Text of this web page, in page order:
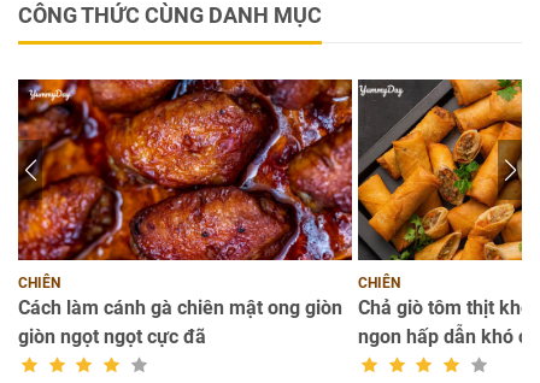
CÔNG THỨC CÙNG DANH MỤC
CHIÊN
Cách làm cánh gà chiên mật ong giòn
giòn ngọt ngọt cực đã
CHIÊN
Chả giò tôm thịt
ngon hấp dẫn khó